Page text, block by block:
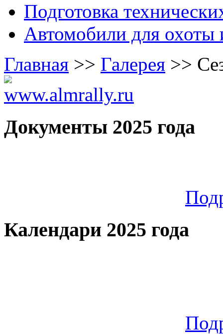
Подготовка
Автомобили для охоты
Главная >> Галерея >>
Документы 2025 года
Календари 2025 года